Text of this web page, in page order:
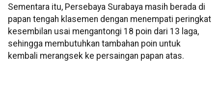
Sementara itu, Persebaya Surabaya masih berada di
papan tengah klasemen dengan menempati peringkat
kesembilan usai mengantongi 18 poin dari 13 laga,
sehingga membutuhkan tambahan poin untuk
kembali merangsek ke persaingan papan atas.